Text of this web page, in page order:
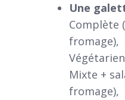
Une
Complète
fromage),
Mixte +
fromage),